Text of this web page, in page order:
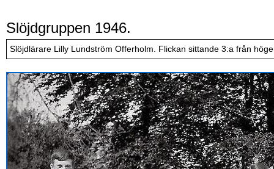
Slöjdgruppen 1946.
Slöjdlärare Lilly Lundström Offerholm. Flickan sittande 3:a från